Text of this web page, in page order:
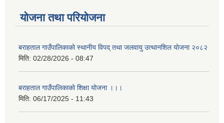
योजना तथा परियोजना
बराहताल गाउँपालिकाकाे स्थानीय विपद् तथा जलवायु उत्थानशिल याेजना २०८२
मिति: 02/28/2026 - 08:47
बराहताल गाउँपालिकाको शिक्षा योजना ।।।
मिति: 06/17/2025 - 11:43